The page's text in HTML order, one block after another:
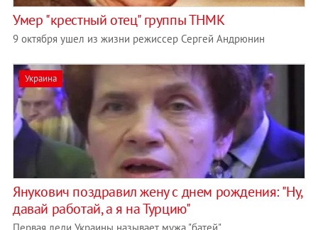
Умер "крестный отец" группы ТНМК
9 октября ушел из жизни режиссер Сергей Андрюнин
Украина
Янукович поздравил жену с днем рождения: "Ну,
давай работай, а я на Турцию"